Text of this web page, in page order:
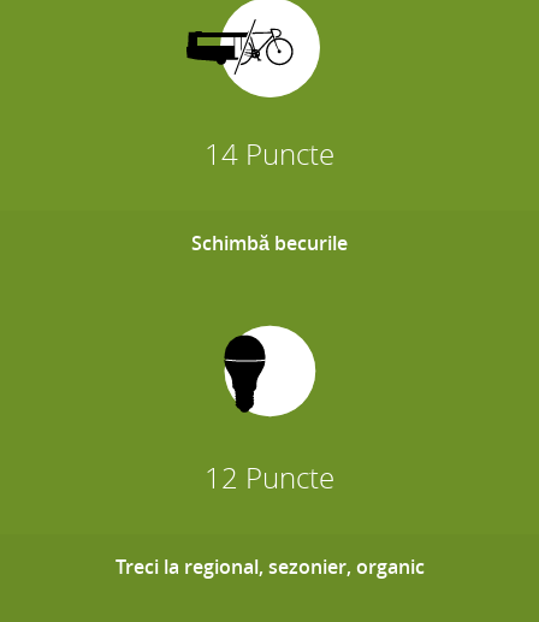
14 Puncte
Schimbă becurile
12 Puncte
Treci la regional, sezonier, organic